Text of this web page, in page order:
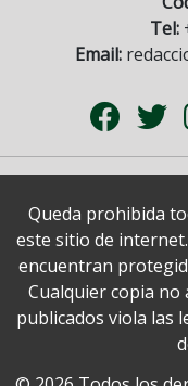
Tel:
Email:
Queda prohibida
este sitio de
encuentran
Cualquier copia
publicados viola las